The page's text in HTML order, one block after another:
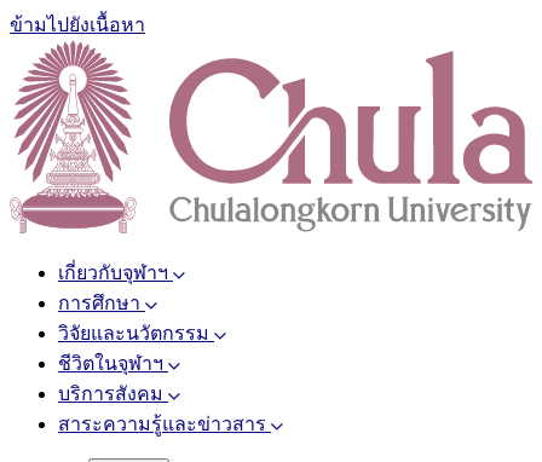
ข้ามไปยังเนื้อหา
เกี่ยวกับจุฬาฯ
การศึกษา
วิจัยและนวัตกรรม
ชีวิตในจุฬาฯ
บริการสังคม
สาระความรู้และข่าวสาร